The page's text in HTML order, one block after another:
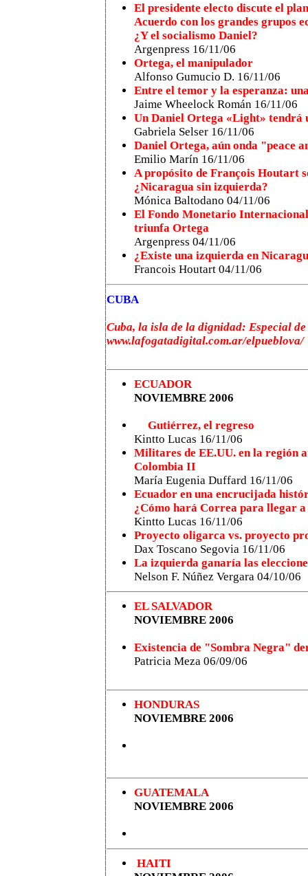
El presidente electo discute el
Acuerdo con los grandes grupos
¿Y el socialismo Daniel?
Argenpress 16/11/06
Ortega, el manipulador
Alfonso Gumucio D. 16/11/06
Entre el temor y la esperanza:
Jaime Wheelock Román 16/11/06
Un Daniel Ortega «Light» tendrá
Gabriela Selser 16/11/06
Daniel Ortega, aún onda "peace
Emilio Marín 16/11/06
A propósito de François Houtart
¿Nicaragua sin izquierda?
Mónica Baltodano 04/11/06
El Fondo Monetario
triunfa Ortega
Argenpress 04/11/06
¿Existe una izquierda en
Francois Houtart 04/11/06
CUBA
Cuba, la isla de la dignidad: Especial
www.lafogatadigital.com.ar/elpueblova/
ECUADOR
NOVIEMBRE 2006
Gutiérrez, el regreso
Kintto Lucas 16/11/06
Militares de EE.UU. en la región
Colombia II
María Eugenia Duffard 16/11/06
Ecuador en una encrucijada
¿Cómo hará Correa para llegar a
Kintto Lucas 16/11/06
Proyecto oligarca vs. proyecto
Dax Toscano Segovia 16/11/06
La izquierda ganaría las
Nelson F. Núñez Vergara 04/10/06
EL SALVADOR
NOVIEMBRE 2006
Existencia de "Sombra Negra"
Patricia Meza 06/09/06
HONDURAS
NOVIEMBRE 2006
GUATEMALA
NOVIEMBRE 2006
HAITI